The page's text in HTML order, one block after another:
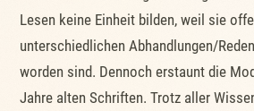
Lesen keine Einheit bilden, weil sie
unterschiedlichen Abhandlungen/
worden sind. Dennoch erstaunt die
Jahre alten Schriften. Trotz aller